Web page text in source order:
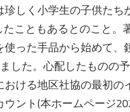
しく小学生の子供た
こともあるとのこと。
った手品から始めて、
した。心配したものの
ける地区社協の最初
ント(本ホームページ